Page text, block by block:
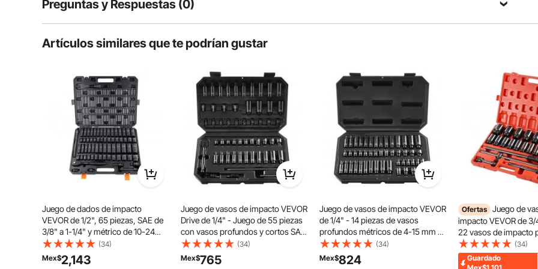
El juego de herramientas profesionales de 15 piezas es adecuado para llaves eléctricas, llaves de impacto, llaves
Preguntas y Respuestas (0)
¿Es duradero el producto?
Artículos similares que te podrían gustar
Juego de dados de impacto
VEVOR de 1/2", 65 piezas, SAE de
3/8" a 1-1/4" y métrico de 10-24
mm, 6 puntas, acero de aleación
Cr-V para reparación de
automóviles, construcción
(34)
Mex$2,143
Juego de vasos de impacto VEVOR
Drive de 1/4" - Juego de 55 piezas
con vasos profundos y cortos SAE
de 5/32" a 9/16" y métricos de 4 a
15 mm - 6 puntas de acero aleado
CR-V para reparación de
(34)
Mex$765
Juego de vasos de impacto VEVOR
de 1/4" - 14 piezas de vasos
profundos métricos de 4-15 mm -
6 puntas de acero de aleación Cr-
Mo para reparación de
automóviles - Marcas de tamaño
(34)
Mex$824
Ofertas Juego de
impacto VEVOR de 3/
22 vasos de impacto
surtido de vasos con
pulgadas, tamaños
de impacto de 7/8
(34)
Guardado